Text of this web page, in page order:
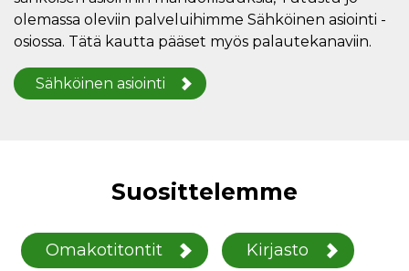
olemassa oleviin palveluihimme Sähköinen asiointi -
osiossa. Tätä kautta pääset myös palautekanaviin.
Sähköinen asiointi
Suosittelemme
Omakotitontit Kirjasto